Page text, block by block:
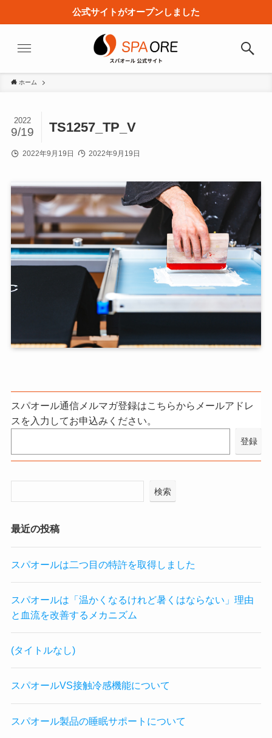
公式サイトがオープンしました
ホーム
TS1257_TP_V
2022
9/19
2022年9月19日 2022年9月19日
スパオール通信メルマガ登録はこちらからメールアドレ
スを入力してお申込みください。
検索
最近の投稿
スパオールは二つ目の特許を取得しました
スパオールは「温かくなるけれど暑くはならない」理由
と血流を改善するメカニズム
(タイトルなし)
スパオールVS接触冷感機能について
スパオール製品の睡眠サポートについて